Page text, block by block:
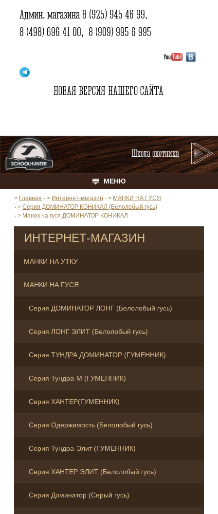
Админ. магазина 8 (925) 945 46 99,
8 (498) 696 41 00, 8 (909) 995 6 995
НОВАЯ ВЕРСИЯ НАШЕГО САЙТА
Школа охотника
МЕНЮ
> Главная > Интернет-магазин > МАНКИ НА ГУСЯ
> Серия ДОМИНАТОР КОНИКАЛ (Белолобый гусь)
> Манок на гуся ДОМИНАТОР КОНИКАЛ
ИНТЕРНЕТ-МАГАЗИН
МАНКИ НА УТКУ
МАНКИ НА ГУСЯ
Серия ДОМИНАТОР ЛОНГ (Белолобый гусь)
Серия ЛОНГ ЭЛИТ (Белолобый гусь)
Серия ТУНДРА ДОМИНАТОР (ГУМЕННИК)
Серия Тундра-М (ГУМЕННИК)
Серия ХАНТЕР(ГУМЕННИК)
Серия Одержимость (Белолобый гусь)
Серия Тундра-Элит (ГУМЕННИК)
Серия ХАНТЕР ЭЛИТ (Белолобый гусь)
Серия Доминатор (Серый гусь)